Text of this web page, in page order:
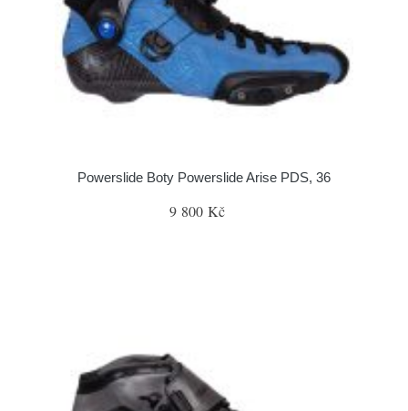
Powerslide Boty Powerslide Arise PDS, 36
9 800 Kč